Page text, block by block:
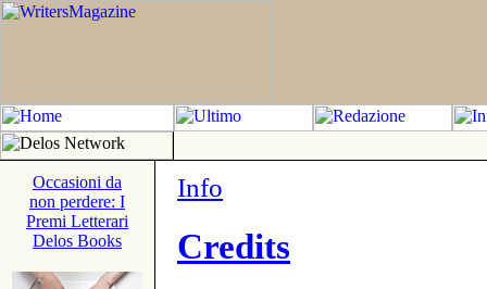
Occasioni da
non perdere: I
Premi Letterari
Delos Books
Info
Credits